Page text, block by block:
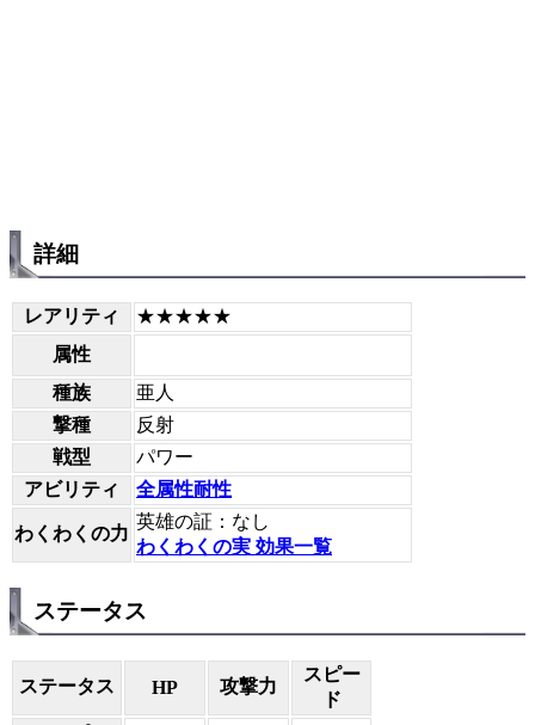
詳細
レアリティ
★★★★★
属性
種族
亜人
撃種
反射
戦型
パワー
アビリティ
全属性耐性
わくわくの力
英雄の証：なし
わくわくの実 効果一覧
ステータス
ステータス HP 攻撃力
スピー
ド